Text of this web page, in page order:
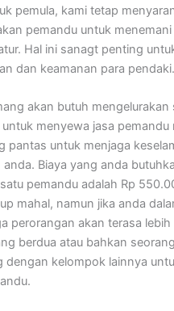
pemula, kami tetap
pemandu untuk
. Hal ini sanagt penting
dan keamanan para pendaki.
akan butuh mengelurakan
menyewa jasa pemandu
pantas untuk menjaga
anda. Biaya yang anda
pemandu adalah Rp
mahal, namun jika anda
perorangan akan terasa
berdua atau bahkan
dengan kelompok lainnya